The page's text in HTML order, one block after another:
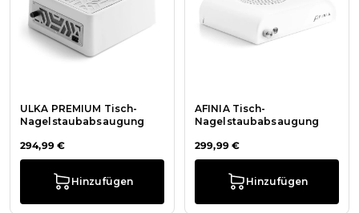
ULKA PREMIUM Tisch-
Nagelstaubabsaugung
294,99 €
Hinzufügen
AFINIA Tisch-
Nagelstaubabsaugung
299,99 €
Hinzufügen